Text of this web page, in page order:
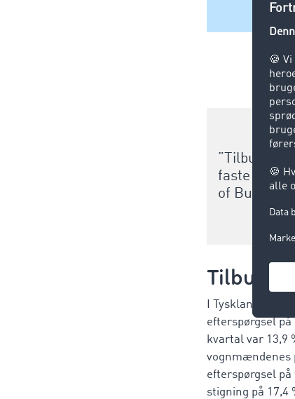
faste
of
I Tyskland lå
efterspørgsel
kvartal var 13,9
vognmændenes
efterspørgsel
stigning på 17,4